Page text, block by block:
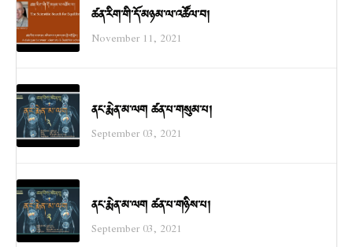
ཚན་རིག་གི་དོ་མཉམ་ལ་འཚོལ་བ།
November 11, 2021
ནང་རྨེན་མ་ལག ཚན་པ་གསུམ་པ།
September 03, 2021
ནང་རྨེན་མ་ལག ཚན་པ་གཉིས་པ།
September 03, 2021